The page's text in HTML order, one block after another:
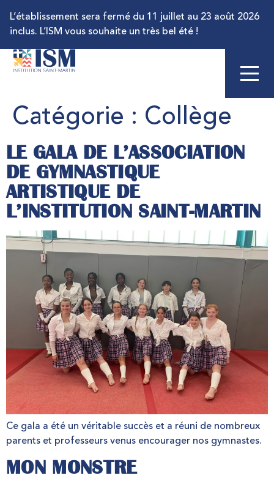
L’établissement sera fermé du 11 juillet au 23 août 2026
inclus. L’ISM vous souhaite un très bel été !
Catégorie : Collège
LE GALA DE L’ASSOCIATION
DE GYMNASTIQUE
ARTISTIQUE DE
L’INSTITUTION SAINT-MARTIN
Ce gala a été un véritable succès et a réuni de nombreux
parents et professeurs venus encourager nos gymnastes.
MON MONSTRE